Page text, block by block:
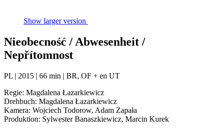
Show larger version
Nieobecność / Abwesenheit /
Nepřítomnost
PL | 2015 | 66 min | BR, OF + en UT
Regie: Magdalena Łazarkiewicz
Drehbuch: Magdalena Łazarkiewicz
Kamera: Wojciech Todorow, Adam Zapała
Produktion: Sylwester Banaszkiewicz, Marcin Kurek